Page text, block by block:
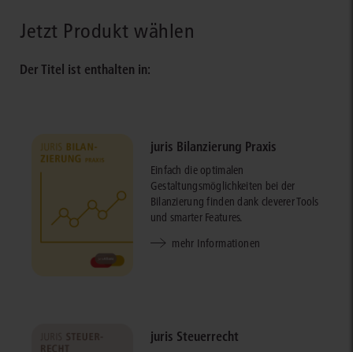
Jetzt Produkt wählen
Der Titel ist enthalten in:
juris Bilanzierung Praxis
Einfach die optimalen
Gestaltungsmöglichkeiten bei der
Bilanzierung finden dank cleverer Tools
und smarter Features.
mehr Informationen
juris Steuerrecht